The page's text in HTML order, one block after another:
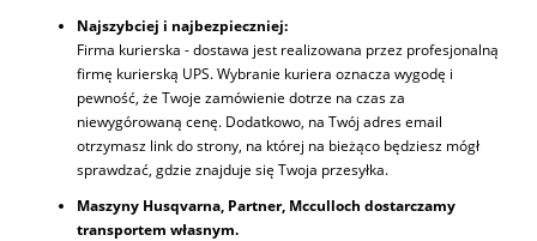
Najszybciej i najbezpieczniej:
Firma kurierska - dostawa jest realizowana przez profesjonalną
firmę kurierską UPS. Wybranie kuriera oznacza wygodę i
pewność, że Twoje zamówienie dotrze na czas za
niewygórowaną cenę. Dodatkowo, na Twój adres email
otrzymasz link do strony, na której na bieżąco będziesz mógł
sprawdzać, gdzie znajduje się Twoja przesyłka.
Maszyny Husqvarna, Partner, Mcculloch dostarczamy
transportem własnym.